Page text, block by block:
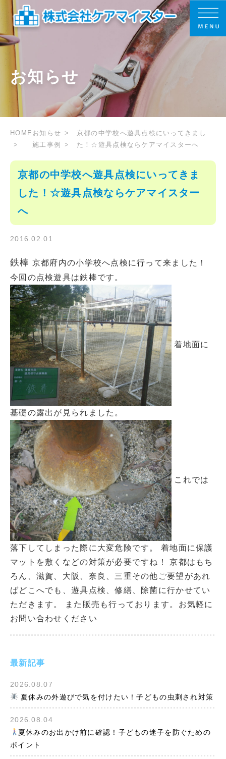
お知らせ
HOME お知らせ
施工事例
京都の中学校へ遊具点検にいってきまし
た！☆遊具点検ならケアマイスターへ
最新記事
2026.08.07
夏休みの外遊びで気を付けたい！子どもの虫刺され対策
2026.08.04
夏休みのお出かけ前に確認！子どもの迷子を防ぐための
ポイント
京都の中学校へ遊具点検にいってきま
した！☆遊具点検ならケアマイスター
へ
2016.02.01
鉄棒 京都府内の小学校へ点検に行って来ました！
今回の点検遊具は鉄棒です。
着地面に
基礎の露出が見られました。
これでは
落下してしまった際に大変危険です。 着地面に保護
マットを敷くなどの対策が必要ですね！ 京都はもち
ろん、滋賀、大阪、奈良、三重その他ご要望があれ
ばどこへでも、遊具点検、修繕、除菌に行かせてい
ただきます。 また販売も行っております。お気軽に
お問い合わせください